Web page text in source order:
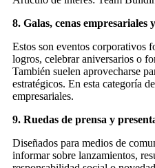
8. Galas, cenas empresariales
Estos son eventos corporativos
logros, celebrar aniversarios o
También suelen aprovecharse
estratégicos. En esta categoría
empresariales.
9. Ruedas de prensa y
Diseñados para medios de
informar sobre lanzamientos,